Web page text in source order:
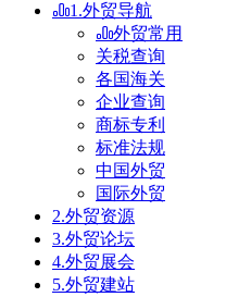
1.外贸导航
外贸常用
关税查询
各国海关
企业查询
商标专利
标准法规
中国外贸
国际外贸
2.外贸资源
3.外贸论坛
4.外贸展会
5.外贸建站